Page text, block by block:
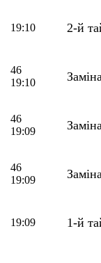
19:10 2-й
46
19:10
46
19:09
46
19:09
19:09 1-й